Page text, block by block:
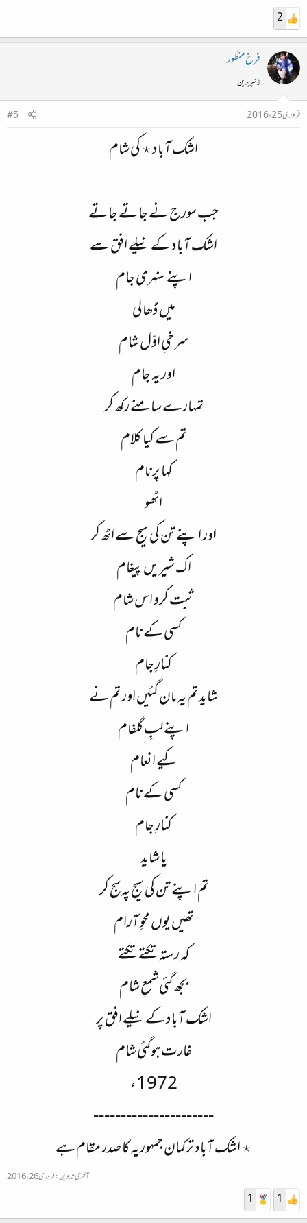
2
فرخ منظور
لائبریرین
فروری 25، 2016
#5
اشک آباد٭ کی شام
جب سورج نے جاتے جاتے
اشک آباد کے نیلے افق سے
اپنے سنہری جام
میں ڈھالی
سرخیِ اوّل شام
اور یہ جام
تمہارے سامنے رکھ کر
تم سے کیا کلام
کہا پرنام
اٹھو
اور اپنے تن کی سیج سے اٹھ کر
اک شیریں پیغام
ثبت کرو اس شام
کسی کے نام
کنارِ جام
شاید تم یہ مان گئیں اور تم نے
اپنے لبِ گلفام
کیے انعام
کسی کے نام
کنارِ جام
یا شاید
تم اپنے تن کی سیج پہ سج کر
تھیں یوں محوِ آرام
کہ رستہ تکتے تکتے
بجھ گئی شمعِ شام
اشک آباد کے نیلے افق پر
غارت ہوگئی شام
1972ء
----------------------
٭ اشک آباد ترکمان جمہوریہ کا صدر مقام ہے
آخری تدوین:فروری 26، 2016
1
1